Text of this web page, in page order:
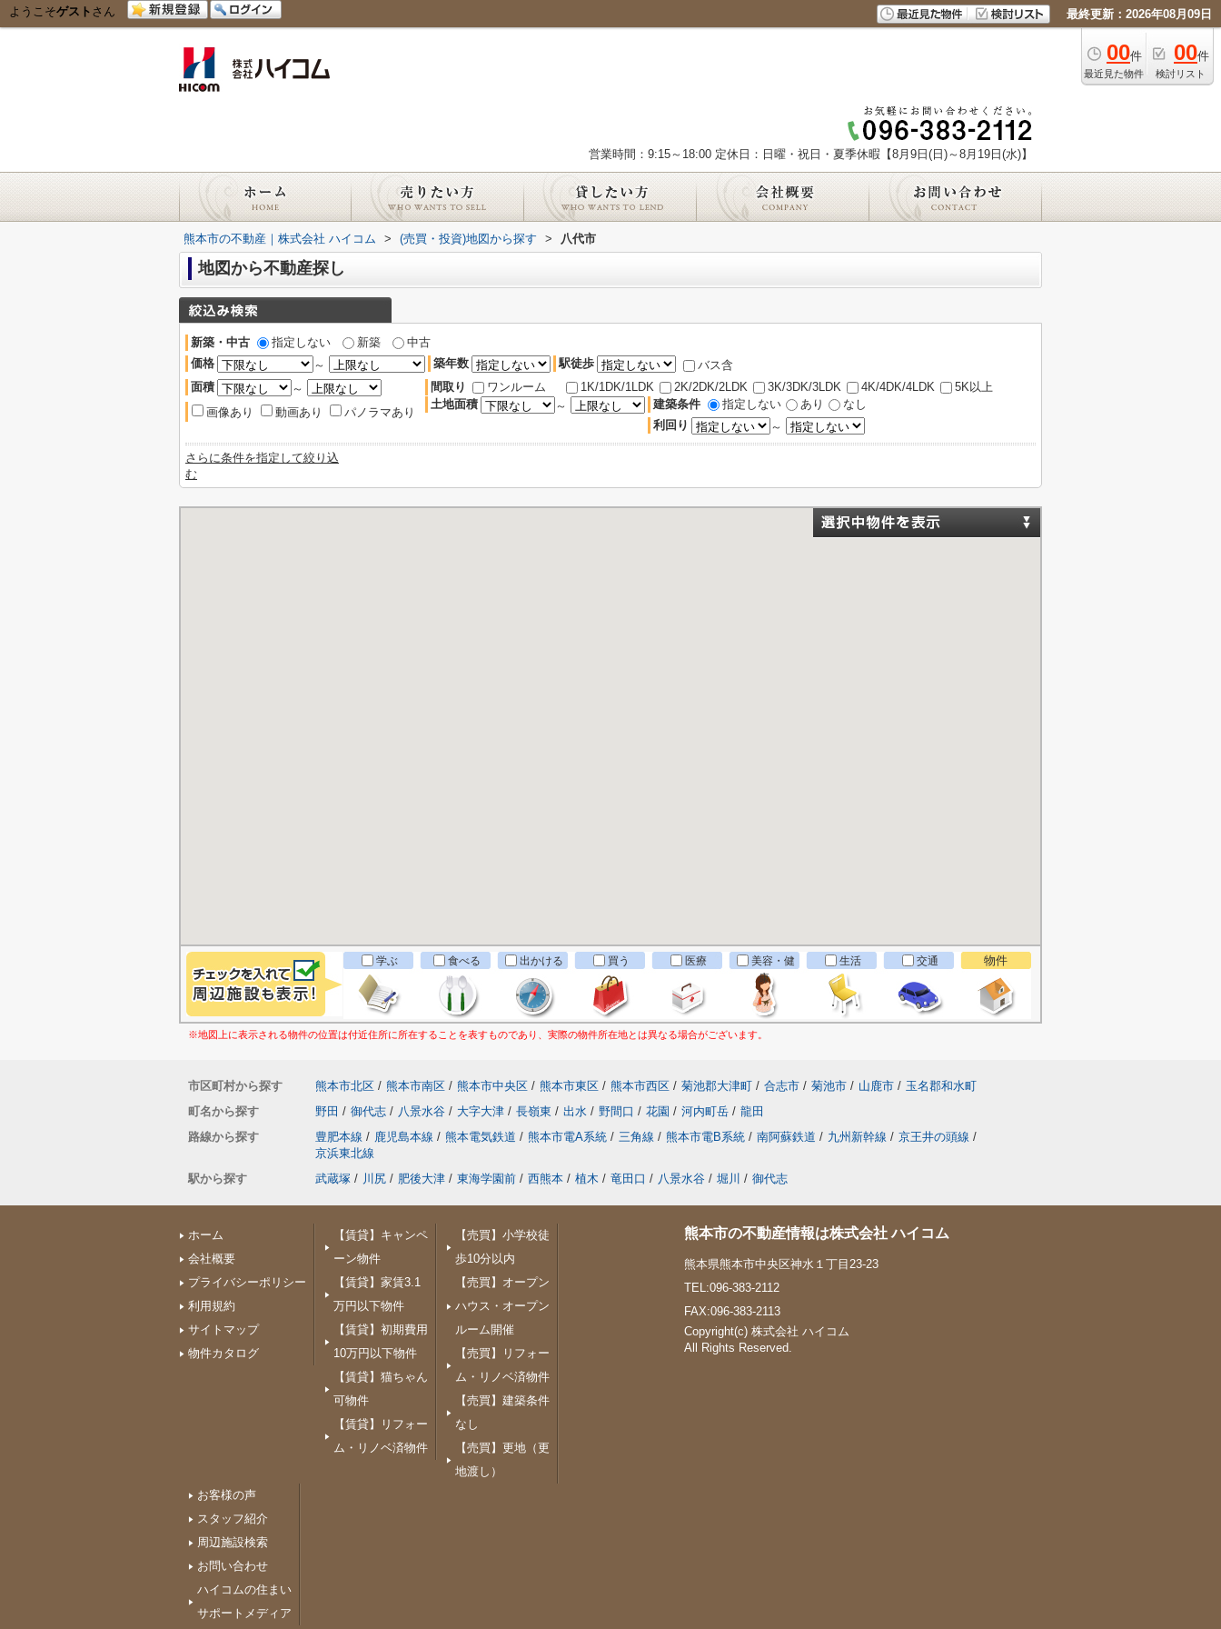
ようこそゲスト さん 最終更新：2026年08月09日
00件
最近見た物件
00件
検討リスト
営業時間：9:15～18:00 定休日：日曜・祝日・夏季休暇【8月9日(日)～8月19日(水)】
熊本市の不動産｜株式会社 ハイコム > (売買・投資)地図から探す > 八代市
地図から不動産探し
新築・中古 指定しない 新築
中古
価格
～ 築年数 駅徒歩
バス含
面積
～
画像あり
動画あり パノラマあり
間取り ワンルーム 1K/1DK/1LDK 2K/2DK/2LDK 3K/3DK/3LDK 4K/4DK/4LDK
5K以上
土地面積
～ 建築条件 指定しない あり
なし
利回り
～
さらに条件を指定して絞り込
む
学ぶ 食べる 出かける 買う 医療
美容・健
康
生活 交通 物件
※地図上に表示される物件の位置は付近住所に所在することを表すものであり、実際の物件所在地とは異なる場合がございます。
市区町村から探す 熊本市北区 / 熊本市南区 / 熊本市中央区 / 熊本市東区 / 熊本市西区 / 菊池郡大津町 / 合志市 / 菊池市 / 山鹿市 / 玉名郡和水町
町名から探す
野田 / 御代志 / 八景水谷 / 大字大津 / 長嶺東 / 出水 / 野間口 / 花園 / 河内町岳 / 龍田
路線から探す
豊肥本線 / 鹿児島本線 / 熊本電気鉄道 / 熊本市電A系統 / 三角線 / 熊本市電B系統 / 南阿蘇鉄道 / 九州新幹線 / 京王井の頭線 /
京浜東北線
駅から探す
武蔵塚 / 川尻 / 肥後大津 / 東海学園前 / 西熊本 / 植木 / 竜田口 / 八景水谷 / 堀川 / 御代志
ホーム
会社概要
プライバシーポリシー
利用規約
サイトマップ
物件カタログ
【賃貸】キャンペ
ーン物件
【賃貸】家賃3.1
万円以下物件
【賃貸】初期費用
10万円以下物件
【賃貸】猫ちゃん
可物件
【賃貸】リフォー
ム・リノベ済物件
【売買】小学校徒
歩10分以内
【売買】オープン
ハウス・オープン
ルーム開催
【売買】リフォー
ム・リノベ済物件
【売買】建築条件
なし
【売買】更地（更
地渡し）
お客様の声
スタッフ紹介
周辺施設検索
お問い合わせ
ハイコムの住まい
サポートメディア
熊本市の不動産情報は株式会社 ハイコム
熊本県熊本市中央区神水１丁目23-23
TEL:096-383-2112
FAX:096-383-2113
Copyright(c) 株式会社 ハイコム
All Rights Reserved.